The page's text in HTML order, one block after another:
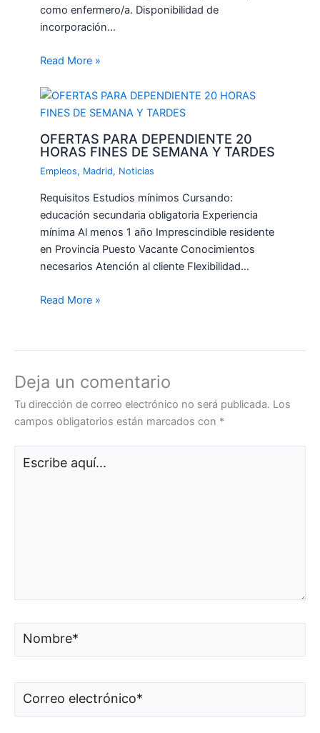
como enfermero/a. Disponibilidad de
incorporación…
Read More »
OFERTAS PARA DEPENDIENTE 20
HORAS FINES DE SEMANA Y TARDES
Empleos, Madrid, Noticias
Requisitos Estudios mínimos Cursando:
educación secundaria obligatoria Experiencia
mínima Al menos 1 año Imprescindible residente
en Provincia Puesto Vacante Conocimientos
necesarios Atención al cliente Flexibilidad…
Read More »
Deja un comentario
Tu dirección de correo electrónico no será publicada. Los
campos obligatorios están marcados con *
aquí...
Correo
electrónico*